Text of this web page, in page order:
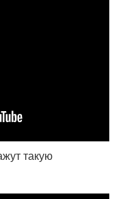
такую